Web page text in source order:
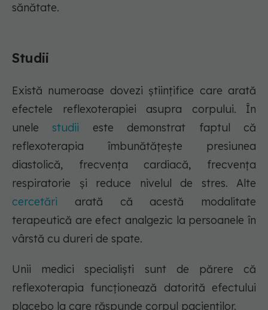
sănătate.
Studii
Există numeroase dovezi științifice care arată
efectele reflexoterapiei asupra corpului. În
unelestudii este demonstrat faptul că
reflexoterapia îmbunătățește presiunea
diastolică, frecvența cardiacă, frecvența
respiratorie și reduce nivelul de stres. Alte
cercetări arată că acestă modalitate
terapeutică are efect analgezic la persoanele în
vârstă cu dureri de spate.
Unii medici specialiști sunt de părere că
reflexoterapia funcționează datorită efectului
placebo la care răspunde corpul pacienților.